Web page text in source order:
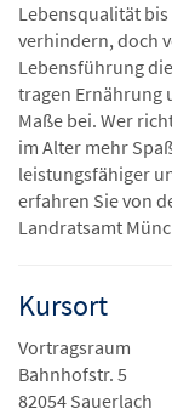
Lebensqualität
verhindern, doch
Lebensführung
tragen Ernährung
Maße bei. Wer
im Alter mehr
leistungsfähiger
erfahren Sie von
Landratsamt
Kursort
Vortragsraum
Bahnhofstr. 5
82054 Sauerlach